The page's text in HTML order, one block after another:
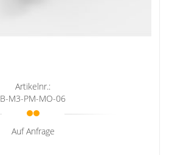
Artikelnr.:
B-M3-PM-MO-06
Auf Anfrage